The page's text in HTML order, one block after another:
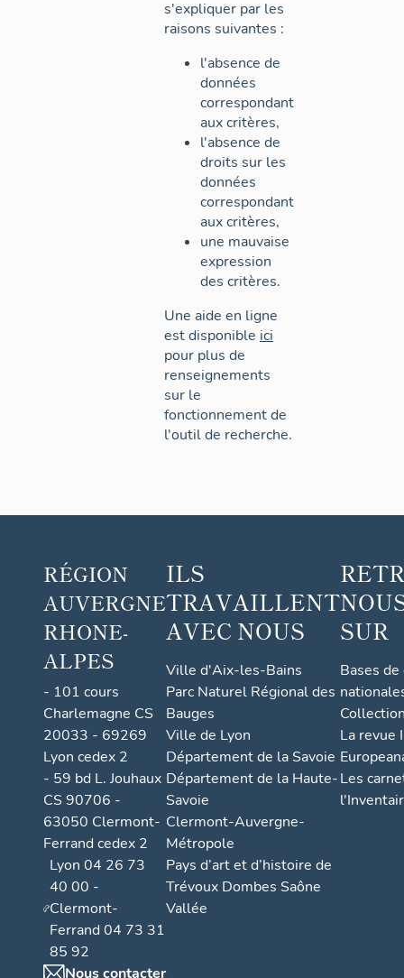
s'expliquer par les
raisons suivantes :
l'absence de
données
correspondant
aux critères,
l'absence de
droits sur les
données
correspondant
aux critères,
une mauvaise
expression
des critères.
Une aide en ligne
est disponible ici
pour plus de
renseignements
sur le
fonctionnement de
l'outil de recherche.
RÉGION
AUVERGNE
RHONE-
ALPES
- 101 cours
Charlemagne CS
20033 - 69269
Lyon cedex 2
- 59 bd L. Jouhaux
CS 90706 -
63050 Clermont-
Ferrand cedex 2
Lyon 04 26 73
40 00 -
Clermont-
Ferrand 04 73 31
85 92
Nous contacter
ILS
TRAVAILLENT
AVEC NOUS
Ville d'Aix-les-Bains
Parc Naturel Régional des
Bauges
Ville de Lyon
Département de la Savoie
Département de la Haute-
Savoie
Clermont-Auvergne-
Métropole
Pays d’art et d’histoire de
Trévoux Dombes Saône
Vallée
SUR
Bases
La revue
Les